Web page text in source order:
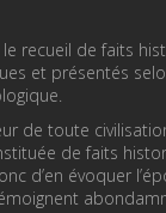
recueil de faits
et présentés
de toute
de faits
d’en évoquer